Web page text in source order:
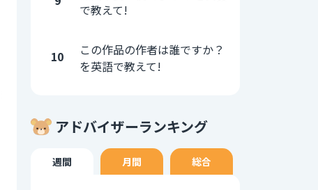
で教えて!
10
この作品の作者は誰ですか？
を英語で教えて!
アドバイザーランキング
週間 月間 総合